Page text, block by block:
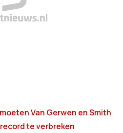
Van Gerwen en Smith
te verbreken